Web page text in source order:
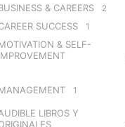
& CAREERS 2
SUCCESS 1
& SELF-
1
LIBROS Y